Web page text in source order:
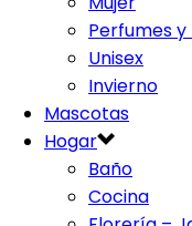
Perfumes
Unisex
Invierno
Mascotas
Hogar
Baño
Cocina